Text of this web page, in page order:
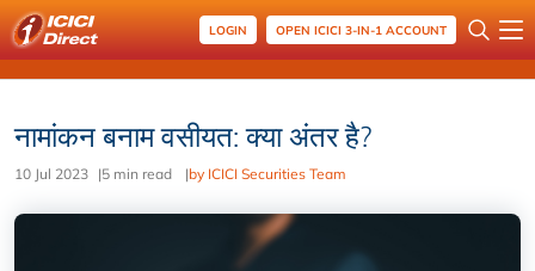
LOGIN OPEN ICICI 3-IN-1 ACCOUNT
नामांकन बनाम वसीयत: क्या अंतर है?
10 Jul 2023 |5 min read |by ICICI Securities Team